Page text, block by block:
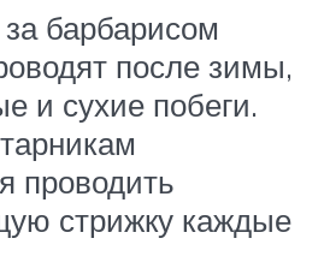
барбарисом
после зимы,
и сухие побеги.
проводить
стрижку каждые